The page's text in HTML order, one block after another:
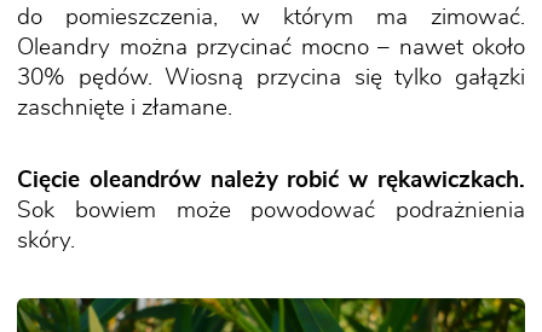
do pomieszczenia, w którym ma zimować.
Oleandry można przycinać mocno – nawet około
30% pędów. Wiosną przycina się tylko gałązki
zaschnięte i złamane.
Cięcie oleandrów należy robić w rękawiczkach.
Sok bowiem może powodować podrażnienia
skóry.